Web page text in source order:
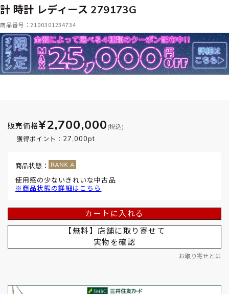
計 時計 レディース 279173G
商品番号：2100301234734
販売価格¥2,700,000 (税込)
獲得ポイント： 27,000pt
商品状態：
使用感の少ないきれいな中古品
※商品状態の詳細はこちら
カートに入れる
【無料】店舗に取り寄せて
実物を確認
お取り寄せとは